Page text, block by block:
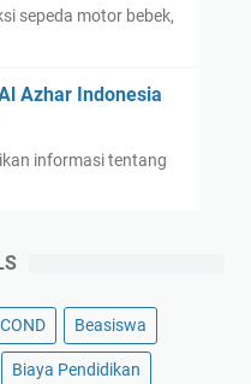
sepeda motor bebek,
Azhar Indonesia
informasi tentang
Beasiswa
Biaya Pendidikan